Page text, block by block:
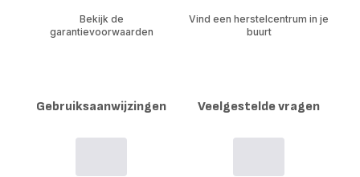
Bekijk de
garantievoorwaarden
Vind een herstelcentrum in je
buurt
Gebruiksaanwijzingen Veelgestelde vragen